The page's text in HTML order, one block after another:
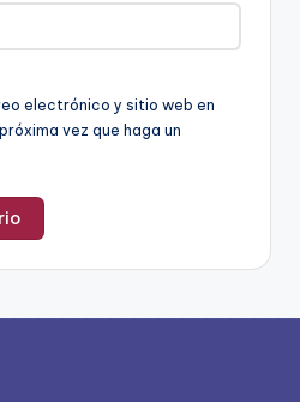
electrónico y sitio web en
vez que haga un